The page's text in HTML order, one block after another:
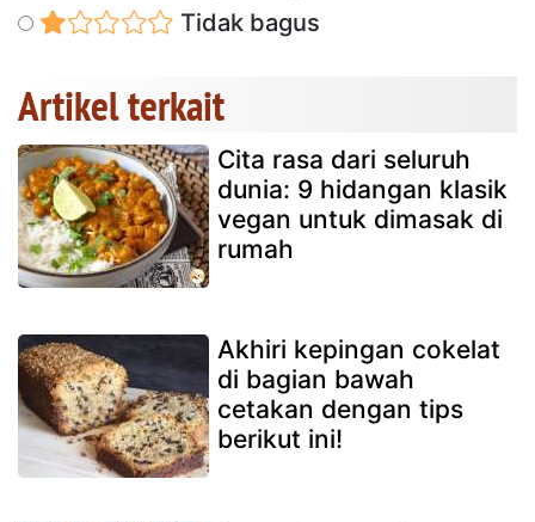
Tidak bagus
Artikel terkait
Cita rasa dari seluruh
dunia: 9 hidangan klasik
vegan untuk dimasak di
rumah
Akhiri kepingan cokelat
di bagian bawah
cetakan dengan tips
berikut ini!